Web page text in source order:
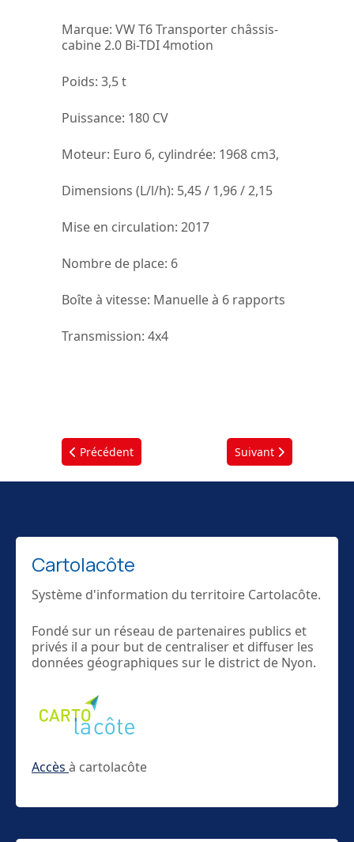
Marque: VW T6 Transporter châssis-
cabine 2.0 Bi-TDI 4motion
Poids: 3,5 t
Puissance: 180 CV
Moteur: Euro 6, cylindrée: 1968 cm3,
Dimensions (L/l/h): 5,45 / 1,96 / 2,15
Mise en circulation: 2017
Nombre de place: 6
Boîte à vitesse: Manuelle à 6 rapports
Transmission: 4x4
Article précédent : Les Véhicules du site de Nyon
Précédent Article suivant : Les
Suivant
Cartolacôte
Système d'information du territoire Cartolacôte.
Fondé sur un réseau de partenaires publics et
privés il a pour but de centraliser et diffuser les
données géographiques sur le district de Nyon.
Accès à cartolacôte